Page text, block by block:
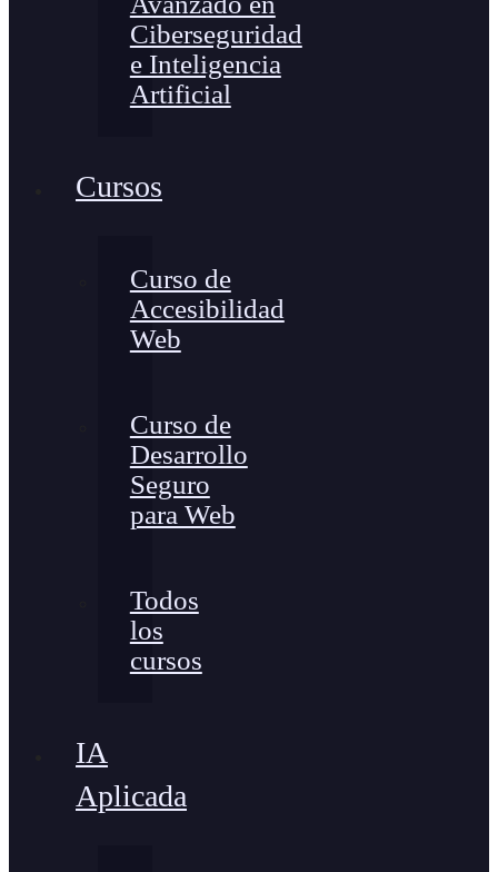
Ciberseguridad
e Inteligencia
Artificial
Cursos
Curso de
Accesibilidad
Web
Curso de
Desarrollo
Seguro
para Web
Todos
los
cursos
IA
Aplicada